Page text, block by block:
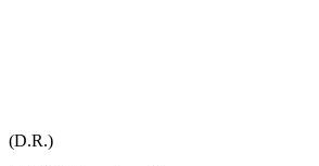
(D.R.)